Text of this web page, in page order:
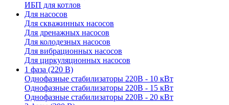
ИБП для котлов
Для насосов
Для скважинных насосов
Для дренажных насосов
Для колодезных насосов
Для вибрационных насосов
Для циркуляционных насосов
1 фаза (220 В)
Однофазные стабилизаторы 220В - 10 кВт
Однофазные стабилизаторы 220В - 15 кВт
Однофазные стабилизаторы 220В - 20 кВт